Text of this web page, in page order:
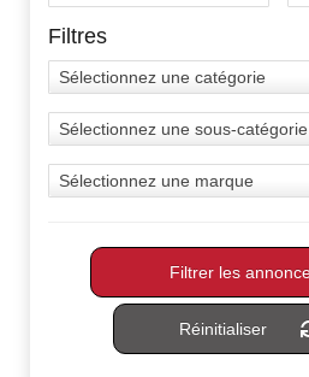
Filtres
Sélectionnez une catégorie
Sélectionnez une sous-catégorie
Sélectionnez une marque
Réinitialiser